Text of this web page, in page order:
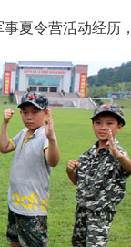
夏令营活动经